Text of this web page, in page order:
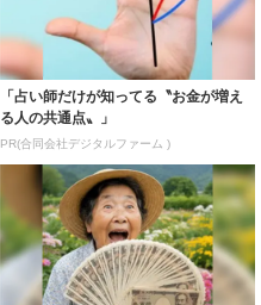
「占い師だけが知ってる〝お金が増え
る人の共通点〟」
PR(合同会社デジタルファーム )